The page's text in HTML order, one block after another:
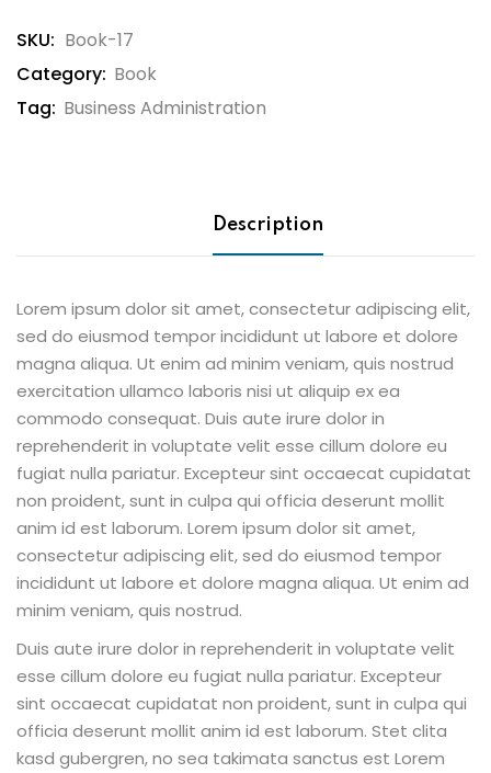
SKU: Book-17
Category: Book
Tag: Business Administration
Description
Lorem ipsum dolor sit amet, consectetur adipiscing elit,
sed do eiusmod tempor incididunt ut labore et dolore
magna aliqua. Ut enim ad minim veniam, quis nostrud
exercitation ullamco laboris nisi ut aliquip ex ea
commodo consequat. Duis aute irure dolor in
reprehenderit in voluptate velit esse cillum dolore eu
fugiat nulla pariatur. Excepteur sint occaecat cupidatat
non proident, sunt in culpa qui officia deserunt mollit
anim id est laborum. Lorem ipsum dolor sit amet,
consectetur adipiscing elit, sed do eiusmod tempor
incididunt ut labore et dolore magna aliqua. Ut enim ad
minim veniam, quis nostrud.
Duis aute irure dolor in reprehenderit in voluptate velit
esse cillum dolore eu fugiat nulla pariatur. Excepteur
sint occaecat cupidatat non proident, sunt in culpa qui
officia deserunt mollit anim id est laborum. Stet clita
kasd gubergren, no sea takimata sanctus est Lorem